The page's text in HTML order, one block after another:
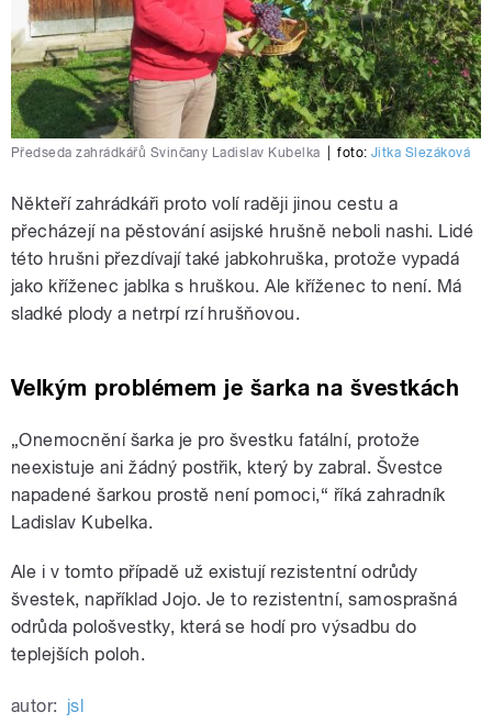
Předseda zahrádkářů Svinčany Ladislav Kubelka foto: Jitka Slezáková
Někteří zahrádkáři proto volí raději jinou cestu a
přecházejí na pěstování asijské hrušně neboli nashi. Lidé
této hrušni přezdívají také jabkohruška, protože vypadá
jako kříženec jablka s hruškou. Ale kříženec to není. Má
sladké plody a netrpí rzí hrušňovou.
Velkým problémem je šarka na švestkách
„Onemocnění šarka je pro švestku fatální, protože
neexistuje ani žádný postřik, který by zabral. Švestce
napadené šarkou prostě není pomoci,“ říká zahradník
Ladislav Kubelka.
Ale i v tomto případě už existují rezistentní odrůdy
švestek, například Jojo. Je to rezistentní, samosprašná
odrůda pološvestky, která se hodí pro výsadbu do
teplejších poloh.
autor: jsl